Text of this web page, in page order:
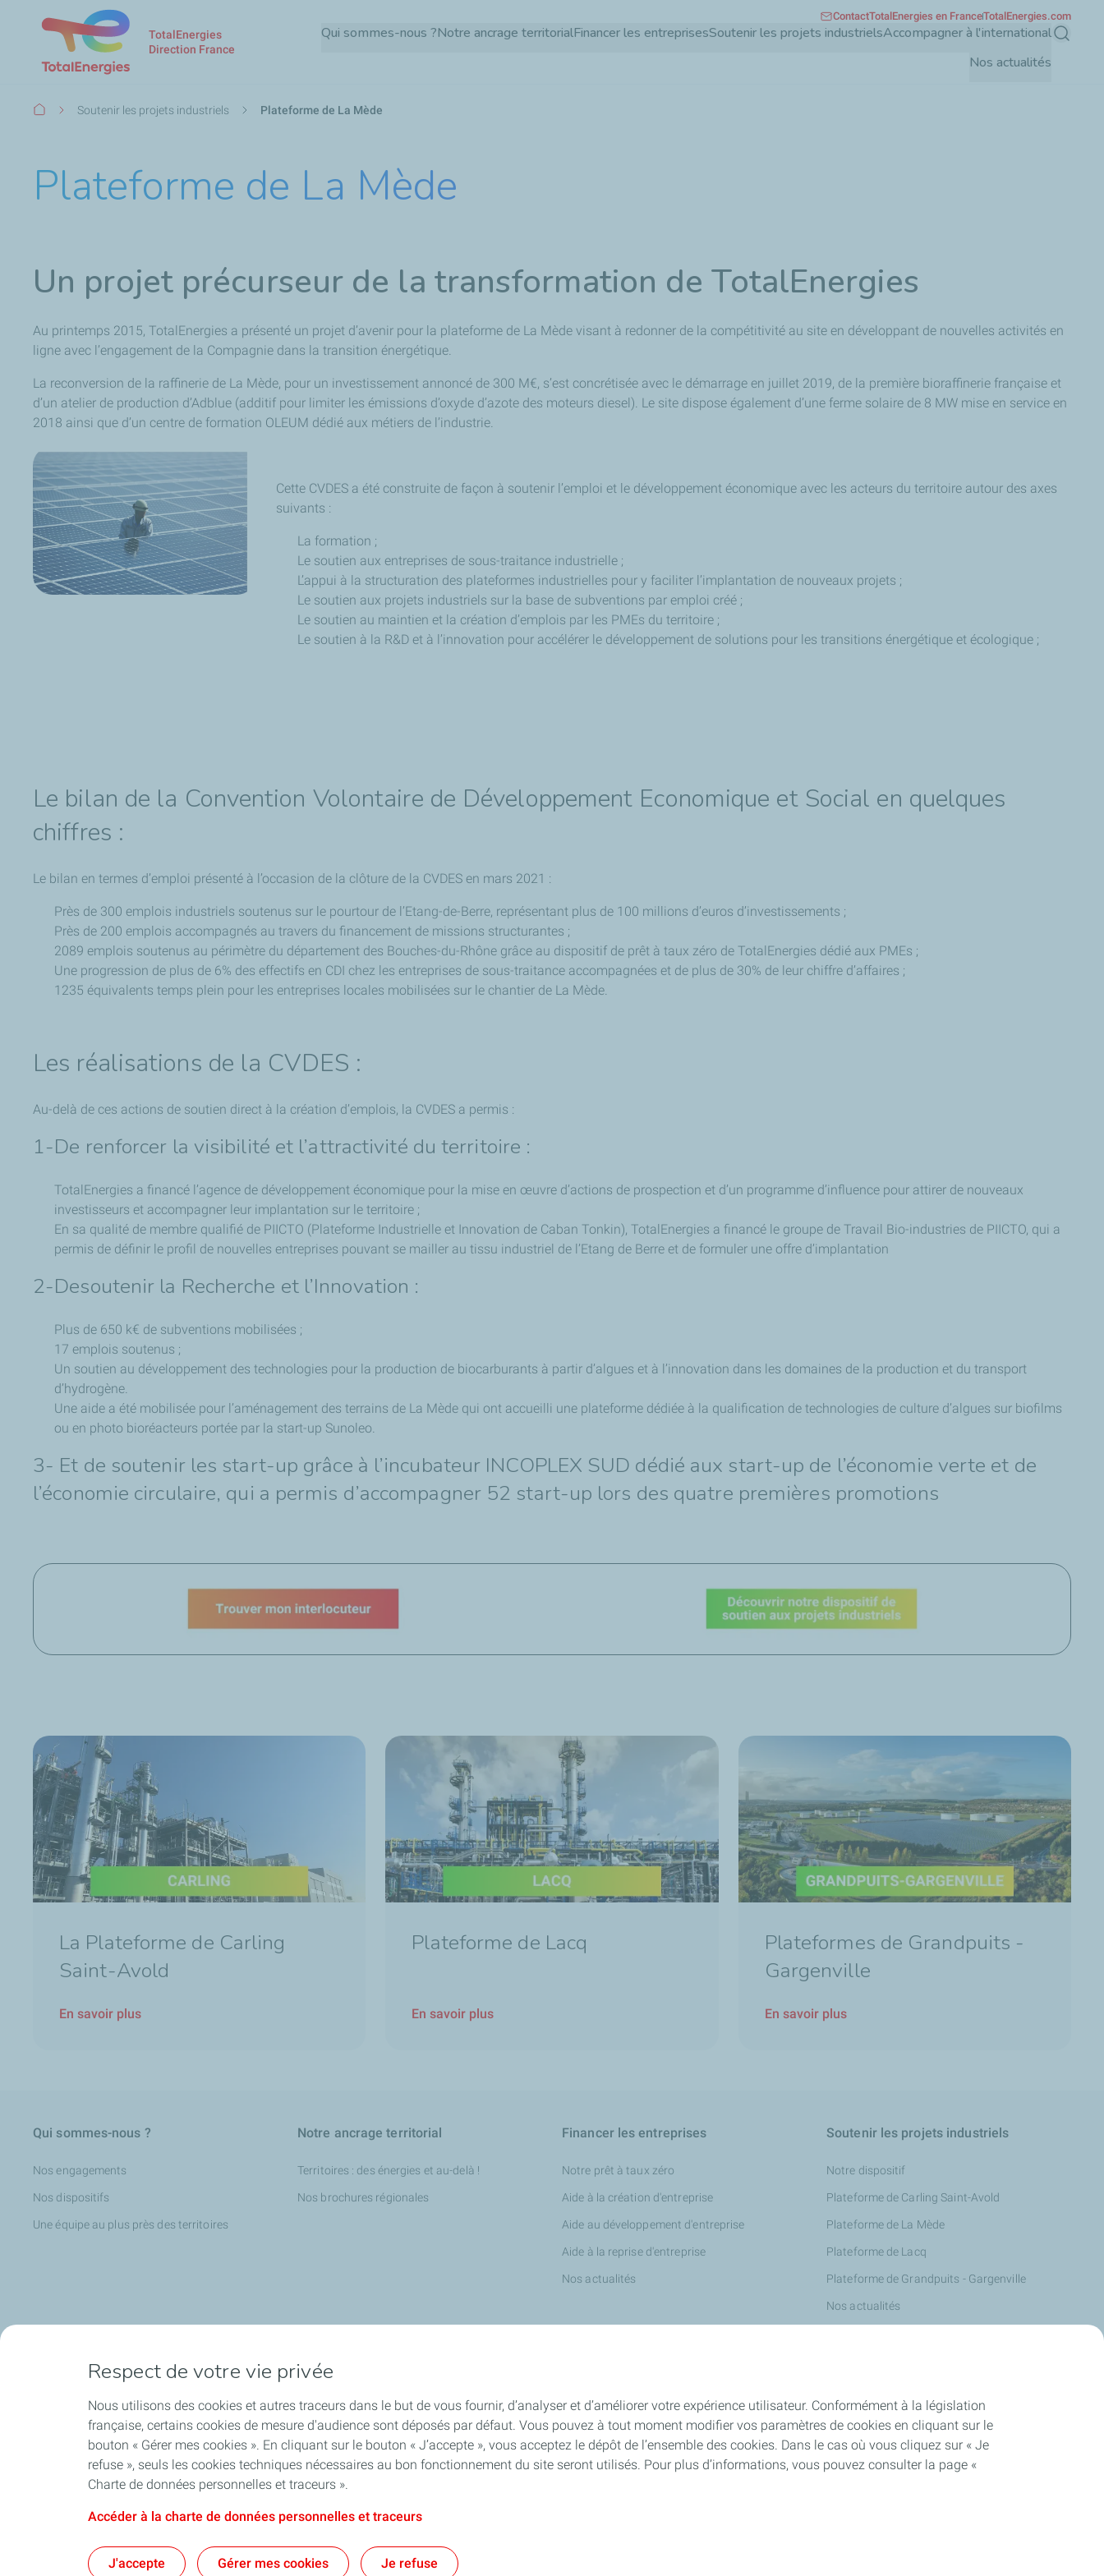
Aller
TotalEnergies
Direction France
Qui sommes-nous ?Notre ancrage territorialFinancer les entreprisesSoutenir les projets industrielsAccompagner à l'international
Nos actualités
ContactTotalEnergies en FranceTotalEnergies.com
Fil
Soutenir les projets industriels Plateforme de La Mède
Plateforme de La Mède
Un projet précurseur de la transformation de TotalEnergies
Au printemps 2015, TotalEnergies a présenté un projet d’avenir pour la plateforme de La Mède visant à redonner de la compétitivité au site en développant de nouvelles activités en
ligne avec l’engagement de la Compagnie dans la transition énergétique.
La reconversion de la raffinerie de La Mède, pour un investissement annoncé de 300 M€, s’est concrétisée avec le démarrage en juillet 2019, de la première bioraffinerie française et
d’un atelier de production d’Adblue (additif pour limiter les émissions d’oxyde d’azote des moteurs diesel). Le site dispose également d’une ferme solaire de 8 MW mise en service en
2018 ainsi que d’un centre de formation OLEUM dédié aux métiers de l’industrie.
Cette CVDES a été construite de façon à soutenir l’emploi et le développement économique avec les acteurs du territoire autour des axes
suivants :
La formation ;
Le soutien aux entreprises de sous-traitance industrielle ;
L’appui à la structuration des plateformes industrielles pour y faciliter l’implantation de nouveaux projets ;
Le soutien aux projets industriels sur la base de subventions par emploi créé ;
Le soutien au maintien et la création d’emplois par les PMEs du territoire ;
Le soutien à la R&D et à l’innovation pour accélérer le développement de solutions pour les transitions énergétique et écologique ;
Le bilan de la Convention Volontaire de Développement Economique et Social en quelques
chiffres :
Le bilan en termes d’emploi présenté à l’occasion de la clôture de la CVDES en mars 2021 :
Près de 300 emplois industriels soutenus sur le pourtour de l’Etang-de-Berre, représentant plus de 100 millions d’euros d’investissements ;
Près de 200 emplois accompagnés au travers du financement de missions structurantes ;
2089 emplois soutenus au périmètre du département des Bouches-du-Rhône grâce au dispositif de prêt à taux zéro de TotalEnergies dédié aux PMEs ;
Une progression de plus de 6% des effectifs en CDI chez les entreprises de sous-traitance accompagnées et de plus de 30% de leur chiffre d’affaires ;
1235 équivalents temps plein pour les entreprises locales mobilisées sur le chantier de La Mède.
Les réalisations de la CVDES :
Au-delà de ces actions de soutien direct à la création d’emplois, la CVDES a permis :
1-De renforcer la visibilité et l’attractivité du territoire :
TotalEnergies a financé l’agence de développement économique pour la mise en œuvre d’actions de prospection et d’un programme d’influence pour attirer de nouveaux
investisseurs et accompagner leur implantation sur le territoire ;
En sa qualité de membre qualifié de PIICTO (Plateforme Industrielle et Innovation de Caban Tonkin), TotalEnergies a financé le groupe de Travail Bio-industries de PIICTO, qui a
permis de définir le profil de nouvelles entreprises pouvant se mailler au tissu industriel de l’Etang de Berre et de formuler une offre d’implantation
2-Desoutenir la Recherche et l’Innovation :
Plus de 650 k€ de subventions mobilisées ;
17 emplois soutenus ;
Un soutien au développement des technologies pour la production de biocarburants à partir d’algues et à l’innovation dans les domaines de la production et du transport
d’hydrogène.
Une aide a été mobilisée pour l’aménagement des terrains de La Mède qui ont accueilli une plateforme dédiée à la qualification de technologies de culture d’algues sur biofilms
ou en photo bioréacteurs portée par la start-up Sunoleo.
3- Et de soutenir les start-up grâce à l’incubateur INCOPLEX SUD dédié aux start-up de l’économie verte et de
l’économie circulaire, qui a permis d’accompagner 52 start-up lors des quatre premières promotions
La Plateforme de Carling
Saint-Avold
En savoir plus
Plateforme de Lacq
En savoir plus
Plateformes de Grandpuits -
Gargenville
En savoir plus
Qui sommes-nous ?
Nos engagements
Nos dispositifs
Une équipe au plus près des territoires
Notre ancrage territorial
Territoires : des énergies et au-delà !
Nos brochures régionales
Financer les entreprises
Notre prêt à taux zéro
Aide à la création d'entreprise
Aide au développement d'entreprise
Aide à la reprise d'entreprise
Nos actualités
Soutenir les projets industriels
Notre dispositif
Plateforme de Carling Saint-Avold
Plateforme de La Mède
Plateforme de Lacq
Plateforme de Grandpuits - Gargenville
Nos actualités
Accompagner à l'international
Accompagnement international des PME
L'aide au développement international
Hébergement V.I.E ou salarié de PME à
Nos actualités
Nos articles
Nos communiqués de presse
Contact Accessibilité : partiellement conforme
Respect de votre vie privée
Nous utilisons des cookies et autres traceurs dans le but de vous fournir, d’analyser et d’améliorer votre expérience utilisateur. Conformément à la législation
française, certains cookies de mesure d'audience sont déposés par défaut. Vous pouvez à tout moment modifier vos paramètres de cookies en cliquant sur le
bouton « Gérer mes cookies ». En cliquant sur le bouton « J’accepte », vous acceptez le dépôt de l’ensemble des cookies. Dans le cas où vous cliquez sur « Je
refuse », seuls les cookies techniques nécessaires au bon fonctionnement du site seront utilisés. Pour plus d’informations, vous pouvez consulter la page «
Charte de données personnelles et traceurs ».
Accéder à la charte de données personnelles et traceurs
J'accepte Gérer mes cookies Je refuse